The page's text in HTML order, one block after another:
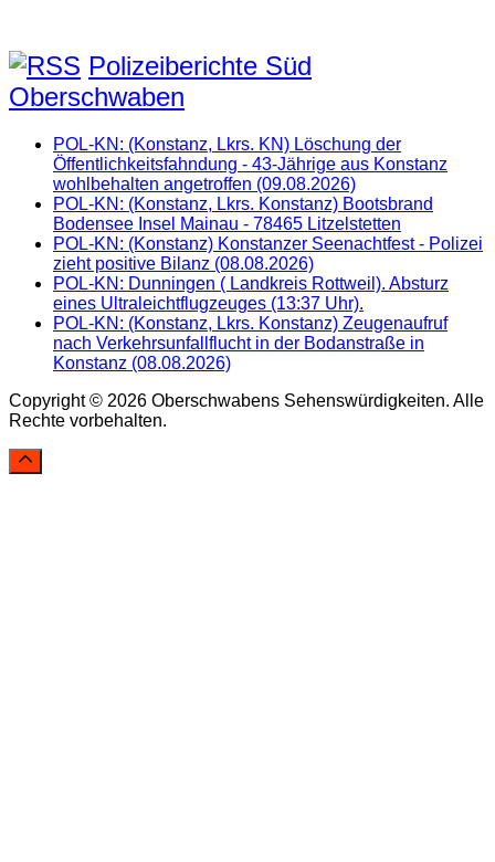
Polizeiberichte Süd
Oberschwaben
POL-KN: (Konstanz, Lkrs. KN) Löschung der
Öffentlichkeitsfahndung - 43-Jährige aus Konstanz
wohlbehalten angetroffen (09.08.2026)
POL-KN: (Konstanz, Lkrs. Konstanz) Bootsbrand
Bodensee Insel Mainau - 78465 Litzelstetten
POL-KN: (Konstanz) Konstanzer Seenachtfest - Polizei
zieht positive Bilanz (08.08.2026)
POL-KN: Dunningen ( Landkreis Rottweil). Absturz
eines Ultraleichtflugzeuges (13:37 Uhr).
POL-KN: (Konstanz, Lkrs. Konstanz) Zeugenaufruf
nach Verkehrsunfallflucht in der Bodanstraße in
Konstanz (08.08.2026)
Copyright © 2026 Oberschwabens Sehenswürdigkeiten. Alle
Rechte vorbehalten.